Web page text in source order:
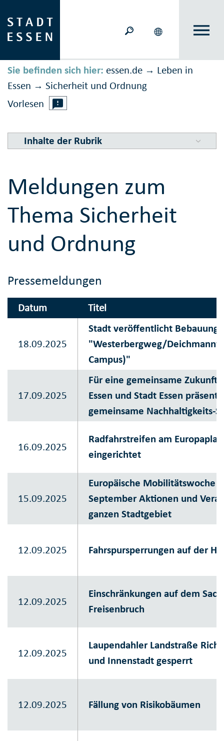
Sie befinden sich hier: essen.de → Leben in
Essen → Sicher­heit und Ord­nung
Vorlesen
Inhalte der Rubrik
Meldungen zum
Thema Sicherheit
und Ordnung
Pressemeldungen
Datum Titel
18.09.2025
Stadt veröffentlicht
"Westerbergweg/
Campus)"
17.09.2025
Für eine gemeinsame Zukunft:
Essen und Stadt Essen
gemeinsame Nachhaltigkeits-
16.09.2025
Radfahrstreifen am
eingerichtet
15.09.2025
Europäische Mobilitätswoche
September Aktionen und
ganzen Stadtgebiet
12.09.2025 Fahrspursperrungen auf der
12.09.2025
Einschränkungen auf dem
Freisenbruch
12.09.2025
Laupendahler Landstraße
und Innenstadt gesperrt
12.09.2025 Fällung von Risikobäumen